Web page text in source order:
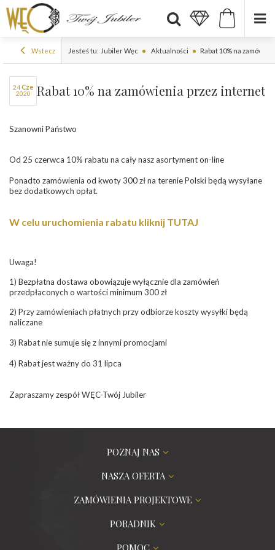
Wstecz Jesteś tu: Jubiler Węc Aktualności Rabat 10% na
24
cze
2020
Rabat 10% na zamówienia przez internet
Szanowni Państwo
Od 25 czerwca 10% rabatu na cały nasz asortyment on-line
Ponadto zamówienia od kwoty 300 zł na terenie Polski będą wysyłane
bez dodatkowych opłat.
W celu uruchomienia rabatu kliknij TUTAJ
Uwaga!
1) Bezpłatna dostawa obowiązuje wyłącznie dla zamówień
przedpłaconych o wartości minimum 300 zł
2) Przy zamówieniach płatnych przy odbiorze koszty wysyłki będą
naliczane
3) Rabat nie sumuje się z innymi promocjami
4) Rabat jest ważny do 31 lipca
Zapraszamy zespół WĘC-Twój Jubiler
POZNAJ NAS
NASZA OFERTA
ZAMÓWIENIA PROJEKTOWE
PORADNIK
POMOC